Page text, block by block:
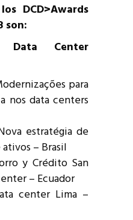
DCD>Awards
son:
Center
para
nos data centers
estratégia de
– Brasil
y Crédito San
– Ecuador
center Lima –